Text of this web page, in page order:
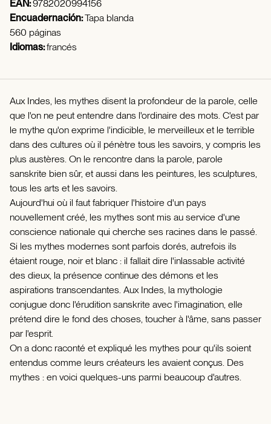
EAN:9782020994156
Encuadernación:Tapa blanda
560 páginas
Idiomas:francés
Aux Indes, les mythes disent la profondeur de la parole, celle
que l'on ne peut entendre dans l'ordinaire des mots. C'est par
le mythe qu'on exprime l'indicible, le merveilleux et le terrible
dans des cultures où il pénètre tous les savoirs, y compris les
plus austères. On le rencontre dans la parole, parole
sanskrite bien sûr, et aussi dans les peintures, les sculptures,
tous les arts et les savoirs.
Aujourd'hui où il faut fabriquer l'histoire d'un pays
nouvellement créé, les mythes sont mis au service d'une
conscience nationale qui cherche ses racines dans le passé.
Si les mythes modernes sont parfois dorés, autrefois ils
étaient rouge, noir et blanc : il fallait dire l'inlassable activité
des dieux, la présence continue des démons et les
aspirations transcendantes. Aux Indes, la mythologie
conjugue donc l'érudition sanskrite avec l'imagination, elle
prétend dire le fond des choses, toucher à l'âme, sans passer
par l'esprit.
On a donc raconté et expliqué les mythes pour qu'ils soient
entendus comme leurs créateurs les avaient conçus. Des
mythes : en voici quelques-uns parmi beaucoup d'autres.